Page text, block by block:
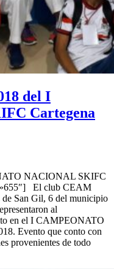
del I
Cartegena
NACIONAL SKIFC
El club CEAM
San Gil, 6 del municipio
al
en el I CAMPEONATO
Evento que conto con
provenientes de todo